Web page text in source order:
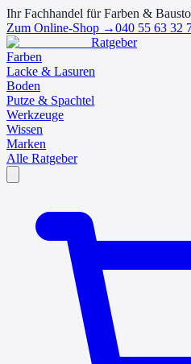
Ihr Fachhandel für Farben &
Zum Online-Shop →040 55 63 32
Ratgeber
Farben
Lacke & Lasuren
Boden
Putze & Spachtel
Werkzeuge
Wissen
Marken
Alle Ratgeber